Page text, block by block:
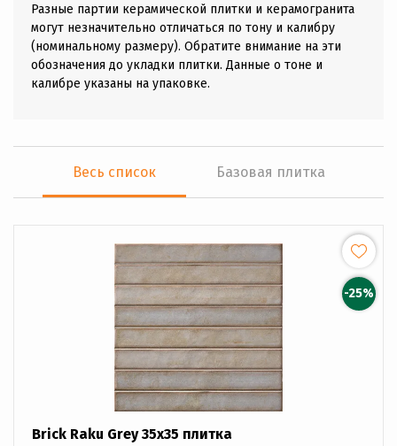
Разные партии керамической плитки и керамогранита
могут незначительно отличаться по тону и калибру
(номинальному размеру). Обратите внимание на эти
обозначения до укладки плитки. Данные о тоне и
калибре указаны на упаковке.
Весь список Базовая плитка
-25%
Brick Raku Grey 35x35 плитка